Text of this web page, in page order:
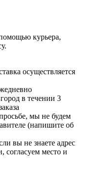
курьера,
осуществляется
в течении 3
мы не будем
(напишите об
вы не знаете адрес
согласуем место и